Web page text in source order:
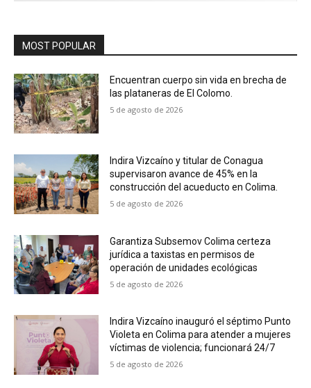
MOST POPULAR
Encuentran cuerpo sin vida en brecha de
las plataneras de El Colomo.
5 de agosto de 2026
Indira Vizcaíno y titular de Conagua
supervisaron avance de 45% en la
construcción del acueducto en Colima.
5 de agosto de 2026
Garantiza Subsemov Colima certeza
jurídica a taxistas en permisos de
operación de unidades ecológicas
5 de agosto de 2026
Indira Vizcaíno inauguró el séptimo Punto
Violeta en Colima para atender a mujeres
víctimas de violencia; funcionará 24/7
5 de agosto de 2026